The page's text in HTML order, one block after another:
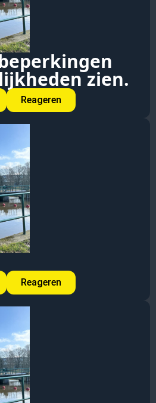
zien.
Reageren
Reageren